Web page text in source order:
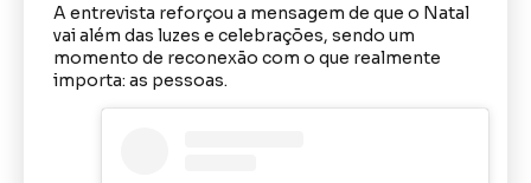
A entrevista reforçou a mensagem de que o Natal
vai além das luzes e celebrações, sendo um
momento de reconexão com o que realmente
importa: as pessoas.